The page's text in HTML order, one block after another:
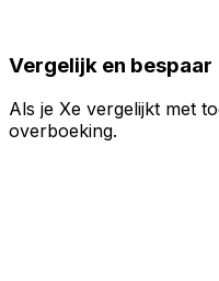
Vergelijk en bespaar
Als je Xe vergelijkt met
overboeking.